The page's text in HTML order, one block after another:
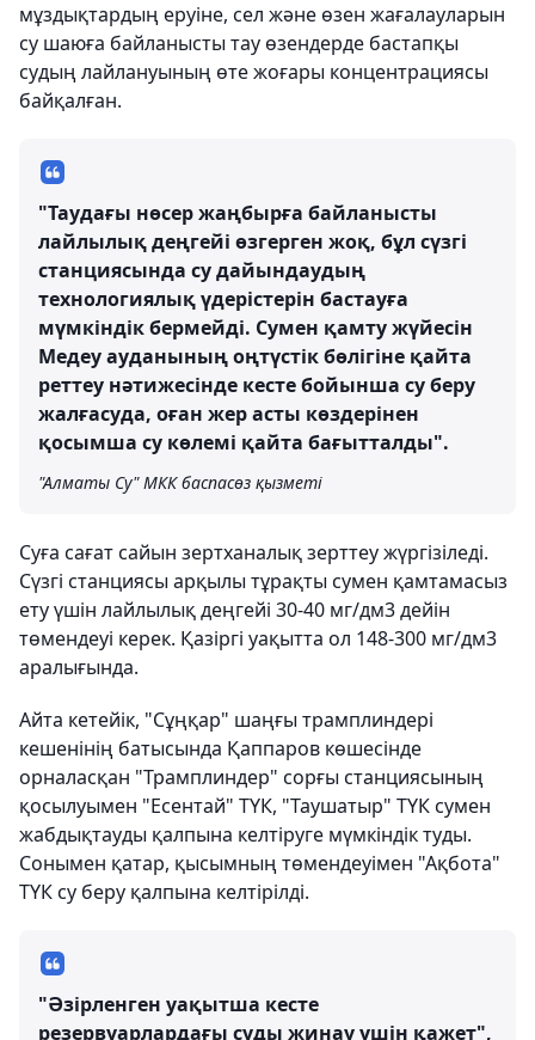
мұздықтардың еруіне, сел және өзен жағалауларын
су шаюға байланысты тау өзендерде бастапқы
судың лайлануының өте жоғары концентрациясы
байқалған.
"Таудағы нөсер жаңбырға байланысты
лайлылық деңгейі өзгерген жоқ, бұл сүзгі
станциясында су дайындаудың
технологиялық үдерістерін бастауға
мүмкіндік бермейді. Сумен қамту жүйесін
Медеу ауданының оңтүстік бөлігіне қайта
реттеу нәтижесінде кесте бойынша су беру
жалғасуда, оған жер асты көздерінен
қосымша су көлемі қайта бағытталды".
"Алматы Су" МКК баспасөз қызметі
Суға сағат сайын зертханалық зерттеу жүргізіледі.
Сүзгі станциясы арқылы тұрақты сумен қамтамасыз
ету үшін лайлылық деңгейі 30-40 мг/дм3 дейін
төмендеуі керек. Қазіргі уақытта ол 148-300 мг/дм3
аралығында.
Айта кетейік, "Сұңқар" шаңғы трамплиндері
кешенінің батысында Қаппаров көшесінде
орналасқан "Трамплиндер" сорғы станциясының
қосылуымен "Есентай" ТҮК, "Таушатыр" ТҮК сумен
жабдықтауды қалпына келтіруге мүмкіндік туды.
Сонымен қатар, қысымның төмендеуімен "Ақбота"
ТҮК су беру қалпына келтірілді.
"Әзірленген уақытша кесте
резервуарлардағы суды жинау үшін қажет",